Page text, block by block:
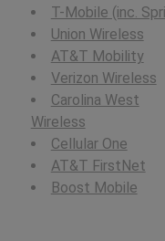
T-Mobile (inc.
Union Wireless
AT&T Mobility
Verizon Wireless
Carolina West
Wireless
Cellular One
AT&T FirstNet
Boost Mobile